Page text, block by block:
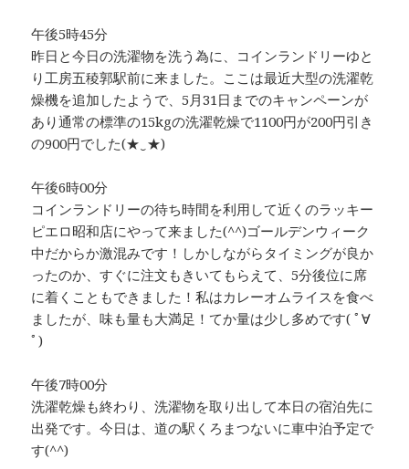
午後5時45分
昨日と今日の洗濯物を洗う為に、コインランドリーゆと
り工房五稜郭駅前に来ました。ここは最近大型の洗濯乾
燥機を追加したようで、5月31日までのキャンペーンが
あり通常の標準の15kgの洗濯乾燥で1100円が200円引き
の900円でした(★‿★)
午後6時00分
コインランドリーの待ち時間を利用して近くのラッキー
ピエロ昭和店にやって来ました(^^)ゴールデンウィーク
中だからか激混みです！しかしながらタイミングが良か
ったのか、すぐに注文もきいてもらえて、5分後位に席
に着くこともできました！私はカレーオムライスを食べ
ましたが、味も量も大満足！てか量は少し多めです( ﾟ∀
ﾟ)
午後7時00分
洗濯乾燥も終わり、洗濯物を取り出して本日の宿泊先に
出発です。今日は、道の駅くろまつないに車中泊予定で
す(^^)